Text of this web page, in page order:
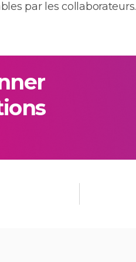
par les collaborateurs.